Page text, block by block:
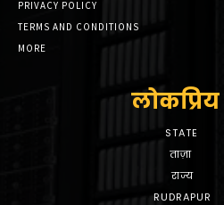
PRIVACY POLICY
TERMS AND CONDITIONS
MORE
लोकप्रिय
STATE
ताज़ा
राज्य
RUDRAPUR